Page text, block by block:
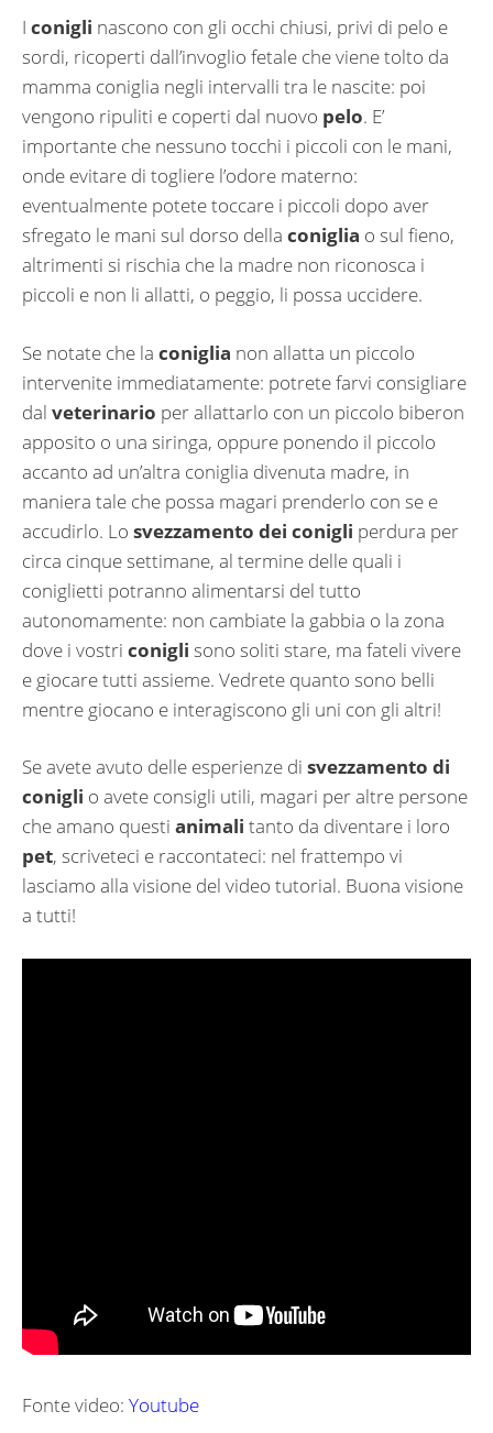
I conigli nascono con gli occhi chiusi, privi di pelo e
sordi, ricoperti dall’invoglio fetale che viene tolto da
mamma coniglia negli intervalli tra le nascite: poi
vengono ripuliti e coperti dal nuovo pelo. E’
importante che nessuno tocchi i piccoli con le mani,
onde evitare di togliere l’odore materno:
eventualmente potete toccare i piccoli dopo aver
sfregato le mani sul dorso della coniglia o sul fieno,
altrimenti si rischia che la madre non riconosca i
piccoli e non li allatti, o peggio, li possa uccidere.
Se notate che la coniglia non allatta un piccolo
intervenite immediatamente: potrete farvi consigliare
dal veterinario per allattarlo con un piccolo biberon
apposito o una siringa, oppure ponendo il piccolo
accanto ad un’altra coniglia divenuta madre, in
maniera tale che possa magari prenderlo con se e
accudirlo. Lo svezzamento dei conigli perdura per
circa cinque settimane, al termine delle quali i
coniglietti potranno alimentarsi del tutto
autonomamente: non cambiate la gabbia o la zona
dove i vostri conigli sono soliti stare, ma fateli vivere
e giocare tutti assieme. Vedrete quanto sono belli
mentre giocano e interagiscono gli uni con gli altri!
Se avete avuto delle esperienze di svezzamento di
conigli o avete consigli utili, magari per altre persone
che amano questi animali tanto da diventare i loro
pet, scriveteci e raccontateci: nel frattempo vi
lasciamo alla visione del video tutorial. Buona visione
a tutti!
Fonte video: Youtube